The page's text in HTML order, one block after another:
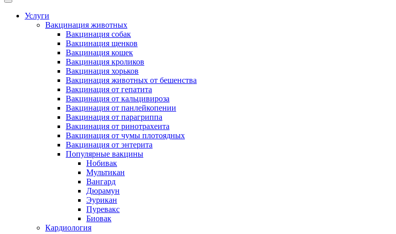
Услуги
Вакцинация животных
Вакцинация собак
Вакцинация щенков
Вакцинация кошек
Вакцинация кроликов
Вакцинация хорьков
Вакцинация животных от бешенства
Вакцинация от гепатита
Вакцинация от кальцивироза
Вакцинация от панлейкопении
Вакцинация от парагриппа
Вакцинация от ринотрахеита
Вакцинация от чумы плотоядных
Вакцинация от энтерита
Популярные вакцины
Нобивак
Мультикан
Вангард
Дюрамун
Эурикан
Пуревакс
Биовак
Кардиология